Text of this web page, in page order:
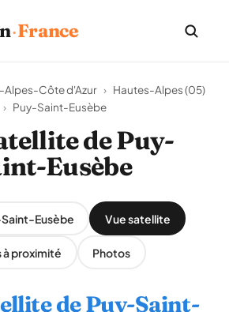
·France
Alpes-Côte d'Azur › Hautes-Alpes (05)
› Puy-Saint-Eusèbe
de Puy-
Eusèbe
Eusèbe Vue satellite
à proximité Photos
de Puy-Saint-